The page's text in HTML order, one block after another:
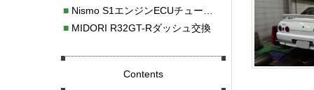
■Nismo S1エンジンECUチューニング
■MIDORI R32GT-Rダッシュ交換
Contents